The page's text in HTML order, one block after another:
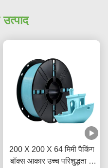
200 X 200 X 64 मिमी पैकिंग
बॉक्स आकार उच्च परिशुद्धता 3